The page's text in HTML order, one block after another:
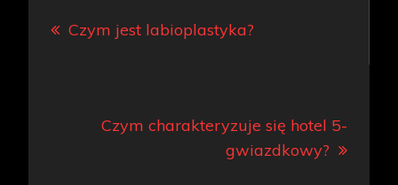
wpisu
Czym jest labioplastyka?
Czym charakteryzuje się hotel 5-
gwiazdkowy?